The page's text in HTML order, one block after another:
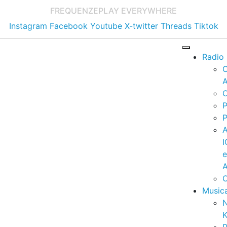
FREQUENZEPLAY EVERYWHERE
Instagram Facebook Youtube X-twitter Threads Tiktok
Radio
e